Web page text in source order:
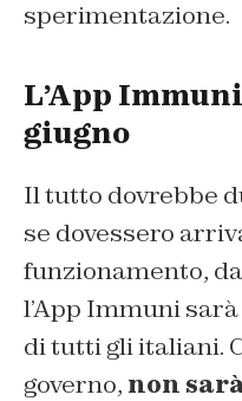
sperimentazione.
L’App
giugno
Il tutto dovrebbe
se dovessero
funzionamento,
l’App Immuni
di tutti gli italiani.
governo, non